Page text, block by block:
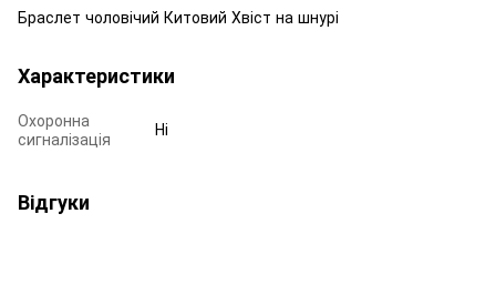
Браслет чоловічий Китовий Хвіст на шнурі
Характеристики
Охоронна
сигналізація
Ні
Відгуки